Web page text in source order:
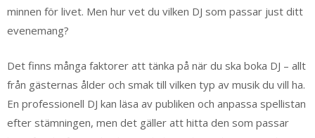
minnen för livet. Men hur vet du vilken DJ som passar just ditt
evenemang?
Det finns många faktorer att tänka på när du ska boka DJ – allt
från gästernas ålder och smak till vilken typ av musik du vill ha.
En professionell DJ kan läsa av publiken och anpassa spellistan
efter stämningen, men det gäller att hitta den som passar